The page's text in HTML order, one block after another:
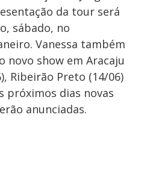
da tour será
sábado, no
Vanessa também
novo show em Aracaju
Ribeirão Preto (14/06)
próximos dias novas
anunciadas.